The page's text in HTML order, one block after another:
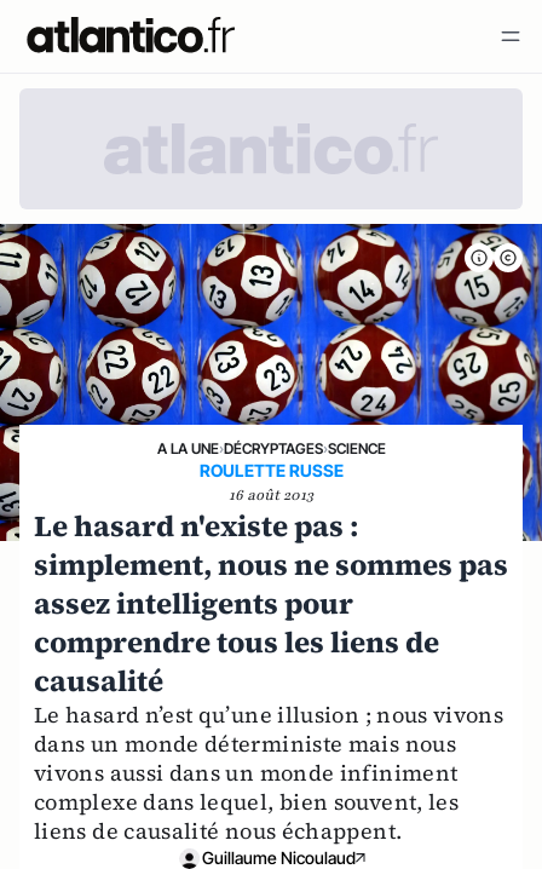
A LA UNE›DÉCRYPTAGES›SCIENCE
ROULETTE RUSSE
16 août 2013
Le hasard n'existe pas :
simplement, nous ne sommes pas
assez intelligents pour
comprendre tous les liens de
causalité
Le hasard n’est qu’une illusion ; nous vivons
dans un monde déterministe mais nous
vivons aussi dans un monde infiniment
complexe dans lequel, bien souvent, les
liens de causalité nous échappent.
Guillaume Nicoulaud